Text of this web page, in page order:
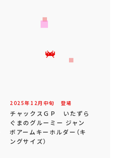
2025年 12 月 中旬 登場
チャックスＧＰ いたずら
ぐまのグルーミー ジャン
ボアームキーホルダー（キ
ングサイズ）